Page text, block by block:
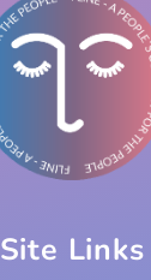
Site Links